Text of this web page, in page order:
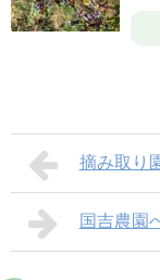
摘み取り
国吉農園